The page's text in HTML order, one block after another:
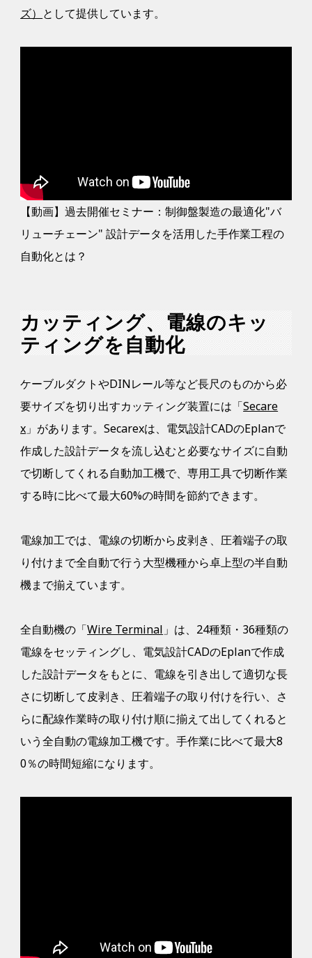
ズ） として提供しています。
【動画】過去開催セミナー：制御盤製造の最適化"バ
リューチェーン" 設計データを活用した手作業工程の
自動化とは？
カッティング、電線のキッ
ティングを自動化
ケーブルダクトやDINレール等など長尺のものから必
要サイズを切り出すカッティング装置には「Secare
x 」があります。Secarexは、電気設計CADのEplanで
作成した設計データを流し込むと必要なサイズに自動
で切断してくれる自動加工機で、専用工具で切断作業
する時に比べて最大60%の時間を節約できます。
電線加工では、電線の切断から皮剥き、圧着端子の取
り付けまで全自動で行う大型機種から卓上型の半自動
機まで揃えています。
全自動機の「Wire Terminal 」は、24種類・36種類の
電線をセッティングし、電気設計CADのEplanで作成
した設計データをもとに、電線を引き出して適切な長
さに切断して皮剥き、圧着端子の取り付けを行い、さ
らに配線作業時の取り付け順に揃えて出してくれると
いう全自動の電線加工機です。手作業に比べて最大8
0％の時間短縮になります。